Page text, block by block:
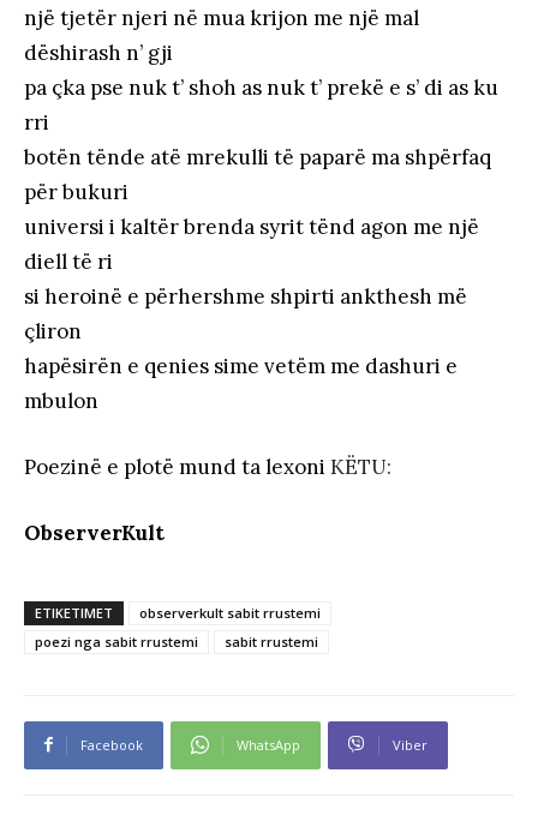
një tjetër njeri në mua krijon me një mal
dëshirash n’ gji
pa çka pse nuk t’ shoh as nuk t’ prekë e s’ di as ku
rri
botën tënde atë mrekulli të paparë ma shpërfaq
për bukuri
universi i kaltër brenda syrit tënd agon me një
diell të ri
si heroinë e përhershme shpirti ankthesh më
çliron
hapësirën e qenies sime vetëm me dashuri e
mbulon
Poezinë e plotë mund ta lexoni KËTU:
ObserverKult
ETIKETIMET
observerkult sabit rrustemi
poezi nga sabit rrustemi
sabit rrustemi
Facebook WhatsApp Viber